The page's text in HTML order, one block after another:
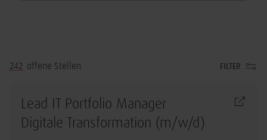
242 offene Stellen FILTER
Lead IT Portfolio Manager
Digitale Transformation (m/w/d)